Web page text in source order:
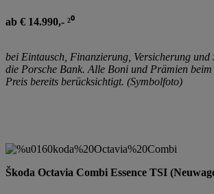
ab € 14.990,- ²⁰
bei Eintausch, Finanzierung, Versicherung und
die Porsche Bank. Alle Boni und Prämien
Preis bereits berücksichtigt. (Symbolfoto)
Škoda Octavia Combi Essence TSI